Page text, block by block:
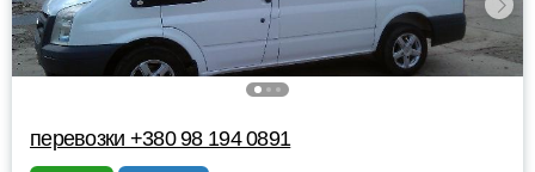
перевозки +380 98 194 0891